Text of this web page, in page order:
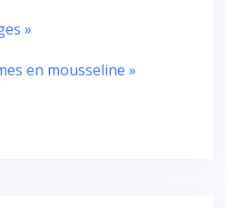
»
en mousseline »